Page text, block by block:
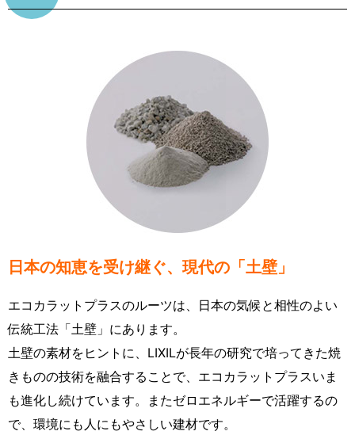
日本の知恵を受け継ぐ、現代の「土壁」
エコカラットプラスのルーツは、日本の気候と相性のよい
伝統工法「土壁」にあります。
土壁の素材をヒントに、LIXILが長年の研究で培ってきた焼
きものの技術を融合することで、エコカラットプラスいま
も進化し続けています。またゼロエネルギーで活躍するの
で、環境にも人にもやさしい建材です。